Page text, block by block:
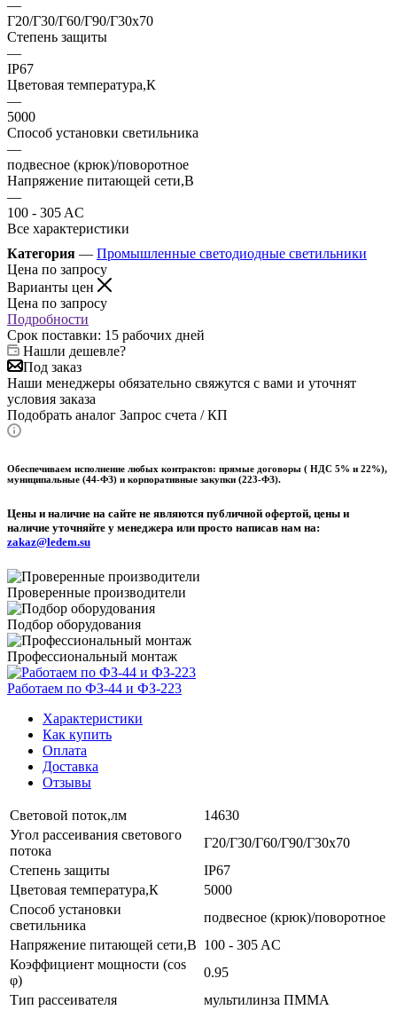
—
Г20/Г30/Г60/Г90/Г30х70
Степень защиты
—
IP67
Цветовая температура,К
—
5000
Способ установки светильника
—
подвесное (крюк)/поворотное
Напряжение питающей сети,В
—
100 - 305 AC
Все характеристики
Категория — Промышленные светодиодные светильники
Цена по запросу
Варианты цен
Цена по запросу
Подробности
Срок поставки: 15 рабочих дней
Нашли дешевле?
Под заказ
Наши менеджеры обязательно свяжутся с вами и уточнят
условия заказа
Подобрать аналог Запрос счета / КП
Обеспечиваем исполнение любых контрактов: прямые договоры ( НДС 5% и 22%),
муниципальные (44-ФЗ) и корпоративные закупки (223-ФЗ).
Цены и наличие на сайте не являются публичной офертой, цены и
наличие уточняйте у менеджера или просто написав нам на:
zakaz@ledem.su
Проверенные производители
Подбор оборудования
Профессиональный монтаж
Работаем по ФЗ-44 и ФЗ-223
Характеристики
Как купить
Оплата
Доставка
Отзывы
Световой поток,лм
14630
Угол рассеивания светового
потока
Г20/Г30/Г60/Г90/Г30х70
Степень защиты
IP67
Цветовая температура,К
5000
Способ установки
светильника
подвесное (крюк)/поворотное
Напряжение питающей сети,В 100 - 305 AC
Коэффициент мощности (cos
φ)
0.95
Тип рассеивателя
мультилинза ПММА